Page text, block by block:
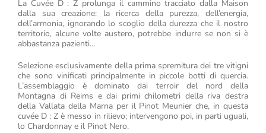
La Cuvée D : Z prolunga il cammino tracciato dalla Maison
dalla sua creazione: la ricerca della purezza, dell’energia,
dell’armonia, ignorando lo scoglio della durezza che il nostro
territorio, alcune volte austero, potrebbe indurre se non si è
abbastanza pazienti…
Selezione esclusivamente della prima spremitura dei tre vitigni
che sono vinificati principalmente in piccole botti di quercia.
L’assemblaggio è dominato dai terroir del nord della
Montagna di Reims e dai primi chilometri della riva destra
della Vallata della Marna per il Pinot Meunier che, in questa
cuvée D : Z è messo in rilievo; intervengono poi, in parti uguali,
lo Chardonnay e il Pinot Nero.